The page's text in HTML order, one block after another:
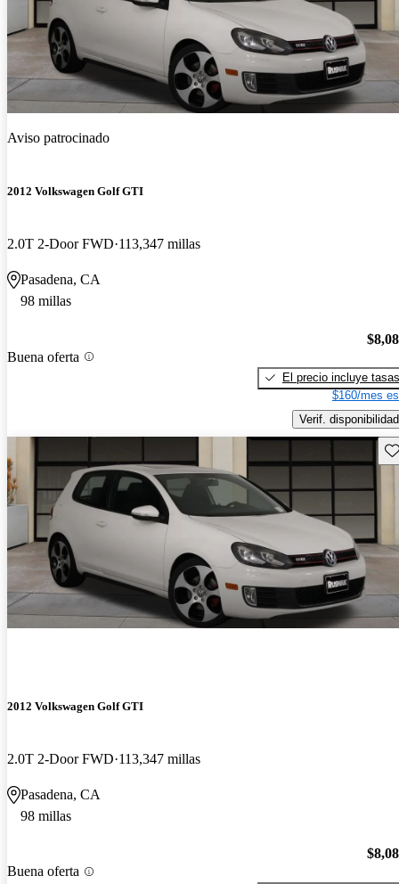
Aviso patrocinado
2012 Volkswagen Golf GTI
2.0T 2-Door FWD 113,347 millas
Pasadena, CA
98 millas
Buena oferta
El precio incluye tasas
$160/mes
Verif. disponibilidad
2012 Volkswagen Golf GTI
2.0T 2-Door FWD 113,347 millas
Pasadena, CA
98 millas
Buena oferta